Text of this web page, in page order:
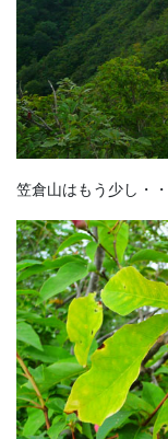
笠倉山はもう少し・・